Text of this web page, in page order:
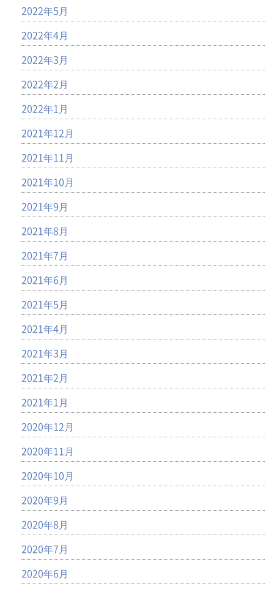
2022年5月
2022年4月
2022年3月
2022年2月
2022年1月
2021年12月
2021年11月
2021年10月
2021年9月
2021年8月
2021年7月
2021年6月
2021年5月
2021年4月
2021年3月
2021年2月
2021年1月
2020年12月
2020年11月
2020年10月
2020年9月
2020年8月
2020年7月
2020年6月